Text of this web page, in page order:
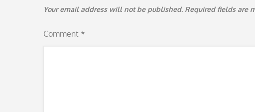
Your email address will not be published. Required fields are
Comment *